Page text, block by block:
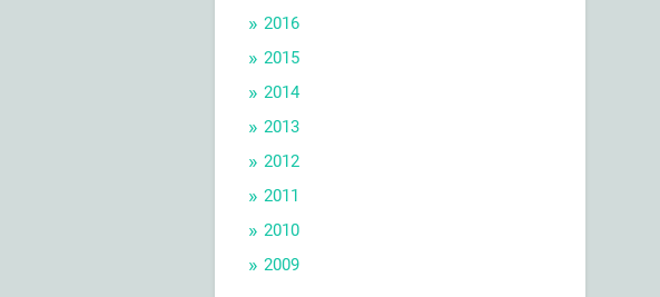
2016
2015
2014
2013
2012
2011
2010
2009